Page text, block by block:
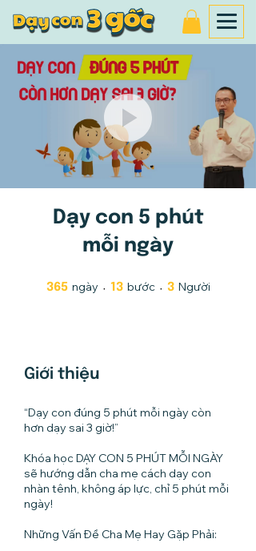
Dạy con 5 phút
mỗi ngày
365 ngày 365 ngày
13 bước 13 bước
3 Người
Giới thiệu
“Dạy con đúng 5 phút mỗi ngày còn
hơn dạy sai 3 giờ!”
Khóa học DẠY CON 5 PHÚT MỖI NGÀY
sẽ hướng dẫn cha mẹ cách dạy con
nhàn tênh, không áp lực, chỉ 5 phút mỗi
ngày!
Những Vấn Đề Cha Mẹ Hay Gặp Phải: